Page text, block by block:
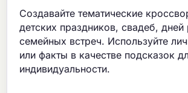
Создавайте тематические
детских праздников, свадеб,
семейных встреч. Используйте
или факты в качестве подсказок
индивидуальности.